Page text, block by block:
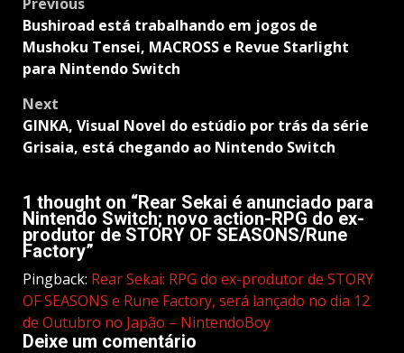
navigation
Bushiroad está trabalhando em jogos de
Mushoku Tensei, MACROSS e Revue Starlight
para Nintendo Switch
Next
GINKA, Visual Novel do estúdio por trás da série
Grisaia, está chegando ao Nintendo Switch
1 thought on “Rear Sekai é anunciado para
Nintendo Switch; novo action-RPG do ex-
produtor de STORY OF SEASONS/Rune
Factory”
Pingback: Rear Sekai: RPG do ex-produtor de STORY
OF SEASONS e Rune Factory, será lançado no dia 12
de Outubro no Japão – NintendoBoy
Deixe um comentário